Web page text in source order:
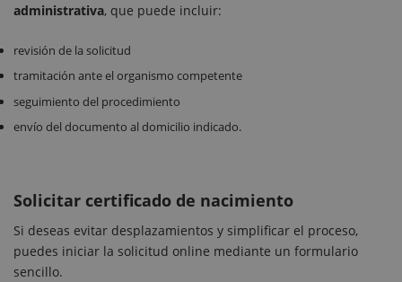
administrativa, que puede incluir:
revisión de la solicitud
tramitación ante el organismo competente
seguimiento del procedimiento
envío del documento al domicilio indicado.
Solicitar certificado de nacimiento
Si deseas evitar desplazamientos y simplificar el proceso,
puedes iniciar la solicitud online mediante un formulario
sencillo.